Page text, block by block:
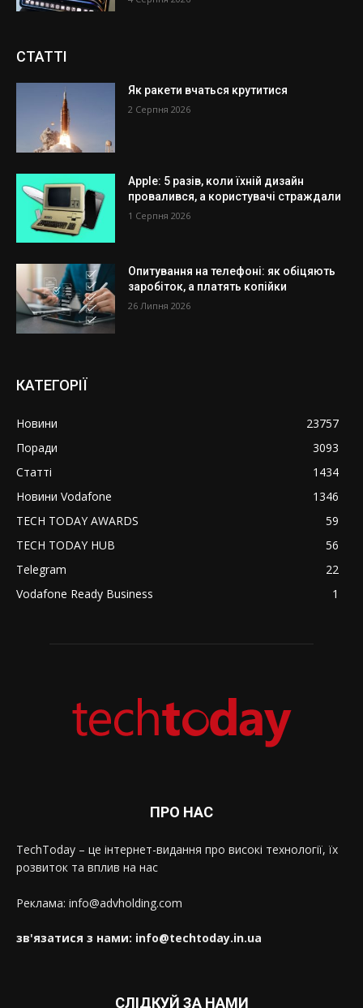
СТАТТІ
Як ракети вчаться крутитися
2 Серпня 2026
Apple: 5 разів, коли їхній дизайн
провалився, а користувачі страждали
1 Серпня 2026
Опитування на телефоні: як обіцяють
заробіток, а платять копійки
26 Липня 2026
КАТЕГОРІЇ
Новини
23757
Поради
3093
Статті
1434
Новини Vodafone
1346
TECH TODAY AWARDS
59
TECH TODAY HUB
56
Telegram
22
Vodafone Ready Business
1
ПРО НАС
TechToday – це інтернет-видання про високі технології, їх
розвиток та вплив на нас
Реклама: info@advholding.com
зв'язатися з нами: info@techtoday.in.ua
СЛІДКУЙ ЗА НАМИ